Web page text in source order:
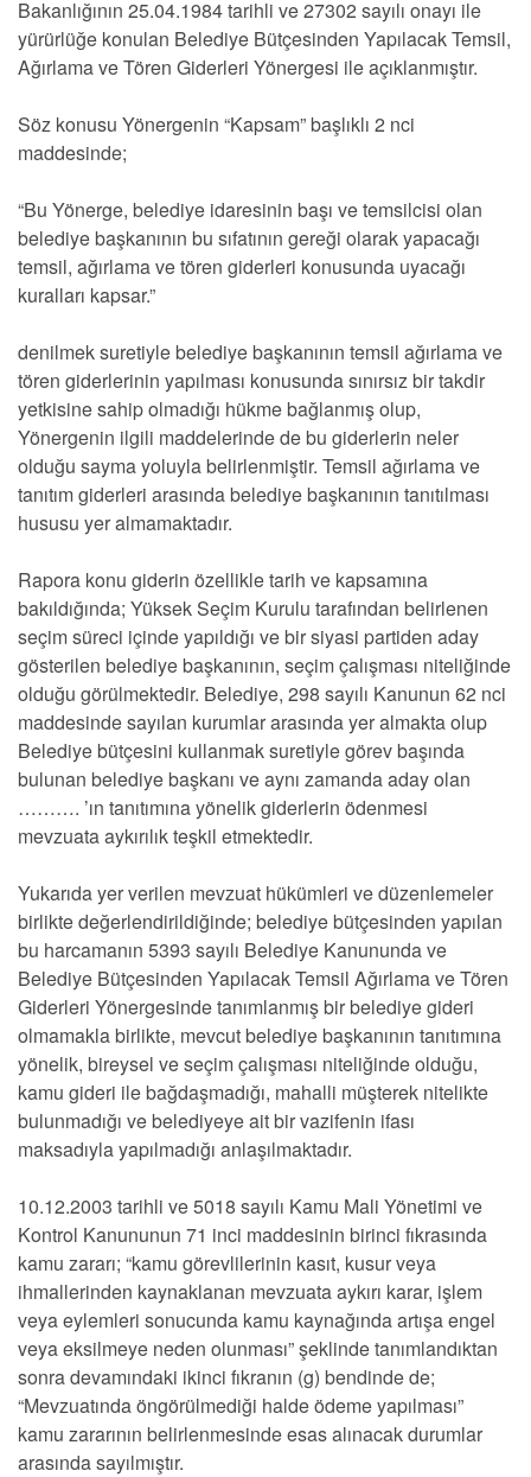
Bakanlığının 25.04.1984 tarihli ve 27302 sayılı onayı ile
yürürlüğe konulan Belediye Bütçesinden Yapılacak Temsil,
Ağırlama ve Tören Giderleri Yönergesi ile açıklanmıştır.
Söz konusu Yönergenin “Kapsam” başlıklı 2 nci
maddesinde;
“Bu Yönerge, belediye idaresinin başı ve temsilcisi olan
belediye başkanının bu sıfatının gereği olarak yapacağı
temsil, ağırlama ve tören giderleri konusunda uyacağı
kuralları kapsar.”
denilmek suretiyle belediye başkanının temsil ağırlama ve
tören giderlerinin yapılması konusunda sınırsız bir takdir
yetkisine sahip olmadığı hükme bağlanmış olup,
Yönergenin ilgili maddelerinde de bu giderlerin neler
olduğu sayma yoluyla belirlenmiştir. Temsil ağırlama ve
tanıtım giderleri arasında belediye başkanının tanıtılması
hususu yer almamaktadır.
Rapora konu giderin özellikle tarih ve kapsamına
bakıldığında; Yüksek Seçim Kurulu tarafından belirlenen
seçim süreci içinde yapıldığı ve bir siyasi partiden aday
gösterilen belediye başkanının, seçim çalışması niteliğinde
olduğu görülmektedir. Belediye, 298 sayılı Kanunun 62 nci
maddesinde sayılan kurumlar arasında yer almakta olup
Belediye bütçesini kullanmak suretiyle görev başında
bulunan belediye başkanı ve aynı zamanda aday olan
………. ’ın tanıtımına yönelik giderlerin ödenmesi
mevzuata aykırılık teşkil etmektedir.
Yukarıda yer verilen mevzuat hükümleri ve düzenlemeler
birlikte değerlendirildiğinde; belediye bütçesinden yapılan
bu harcamanın 5393 sayılı Belediye Kanununda ve
Belediye Bütçesinden Yapılacak Temsil Ağırlama ve Tören
Giderleri Yönergesinde tanımlanmış bir belediye gideri
olmamakla birlikte, mevcut belediye başkanının tanıtımına
yönelik, bireysel ve seçim çalışması niteliğinde olduğu,
kamu gideri ile bağdaşmadığı, mahalli müşterek nitelikte
bulunmadığı ve belediyeye ait bir vazifenin ifası
maksadıyla yapılmadığı anlaşılmaktadır.
10.12.2003 tarihli ve 5018 sayılı Kamu Mali Yönetimi ve
Kontrol Kanununun 71 inci maddesinin birinci fıkrasında
kamu zararı; “kamu görevlilerinin kasıt, kusur veya
ihmallerinden kaynaklanan mevzuata aykırı karar, işlem
veya eylemleri sonucunda kamu kaynağında artışa engel
veya eksilmeye neden olunması” şeklinde tanımlandıktan
sonra devamındaki ikinci fıkranın (g) bendinde de;
“Mevzuatında öngörülmediği halde ödeme yapılması”
kamu zararının belirlenmesinde esas alınacak durumlar
arasında sayılmıştır.